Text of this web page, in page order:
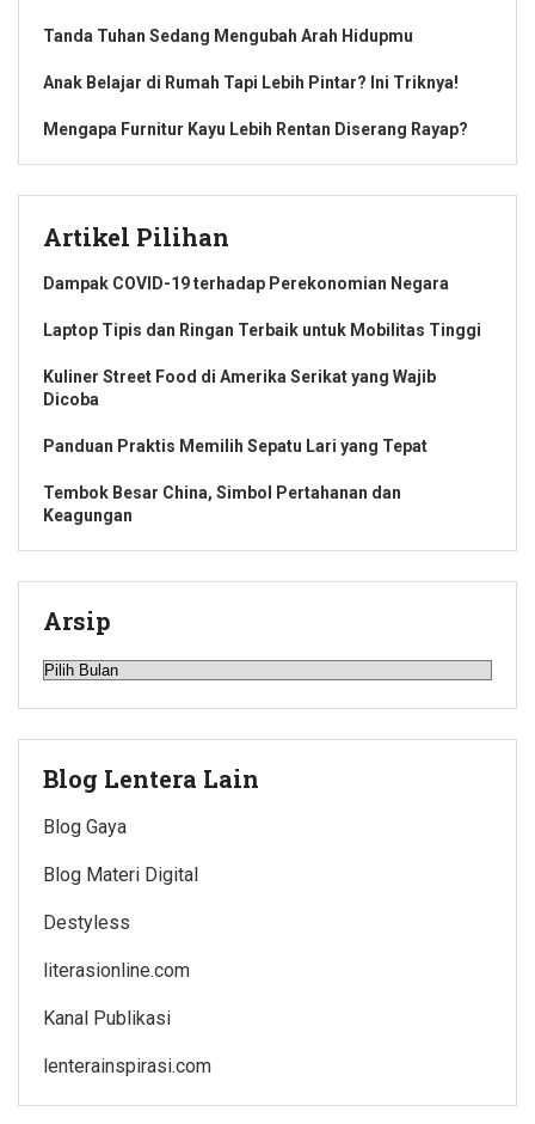
Tanda Tuhan Sedang Mengubah Arah Hidupmu
Anak Belajar di Rumah Tapi Lebih Pintar? Ini Triknya!
Mengapa Furnitur Kayu Lebih Rentan Diserang Rayap?
Artikel Pilihan
Dampak COVID-19 terhadap Perekonomian Negara
Laptop Tipis dan Ringan Terbaik untuk Mobilitas Tinggi
Kuliner Street Food di Amerika Serikat yang Wajib
Dicoba
Panduan Praktis Memilih Sepatu Lari yang Tepat
Tembok Besar China, Simbol Pertahanan dan
Keagungan
Arsip
Arsip
Blog Lentera Lain
Blog Gaya
Blog Materi Digital
Destyless
literasionline.com
Kanal Publikasi
lenterainspirasi.com